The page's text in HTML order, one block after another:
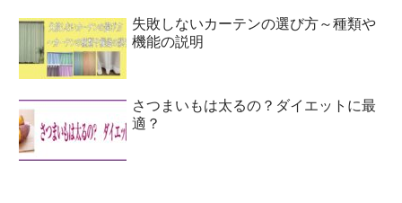
失敗しないカーテンの選び方～種類や
機能の説明
さつまいもは太るの？ダイエットに最
適？